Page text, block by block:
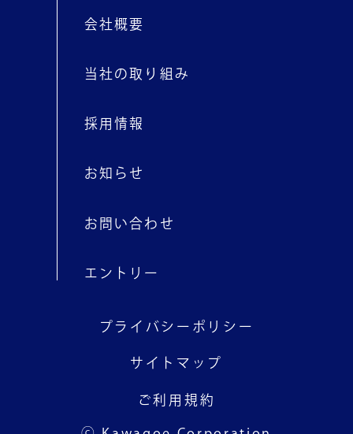
会社概要
当社の取り組み
採用情報
お知らせ
お問い合わせ
エントリー
プライバシーポリシー
サイトマップ
ご利用規約